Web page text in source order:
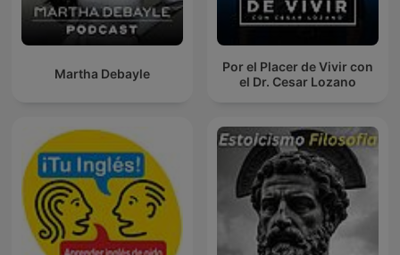
Martha Debayle
Por el Placer de Vivir con
el Dr. Cesar Lozano